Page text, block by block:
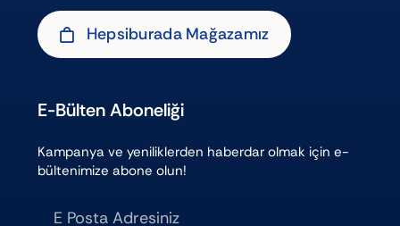
Hepsiburada Mağazamız
E-Bülten Aboneliği
Kampanya ve yeniliklerden haberdar olmak için e-
bültenimize abone olun!